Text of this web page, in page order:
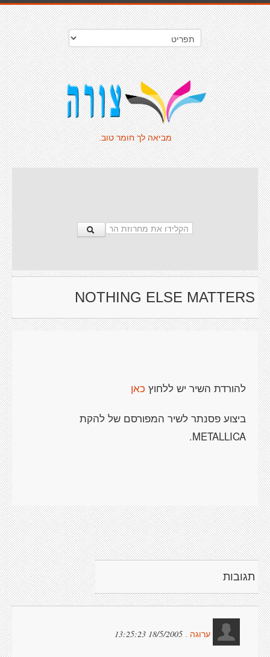
מביאה לך חומר טוב.
NOTHING ELSE MATTERS
להורדת השיר יש ללחוץ כאן
ביצוע פסנתר לשיר המפורסם של להקת
METALLICA.
תגובות
ערוגה . 18/5/2005 13:25:23